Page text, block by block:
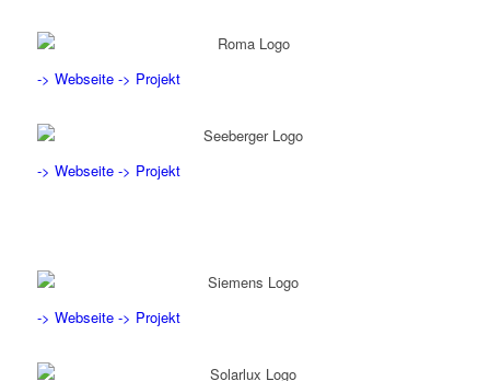
-> Webseite -> Projekt
-> Webseite -> Projekt
-> Webseite -> Projekt